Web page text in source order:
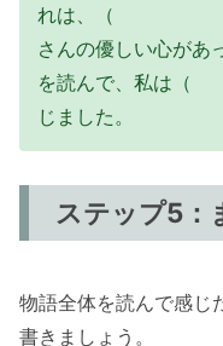
れは、（
さんの優しい心があ
を読んで
じました。
ステップ5：
物語全体を読んで感じ
書きましょう。